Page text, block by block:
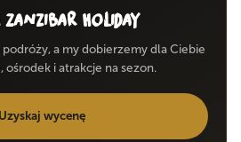
Zanzibar Holiday
a my dobierzemy dla Ciebie
ośrodek i atrakcje na sezon.
Uzyskaj wycenę